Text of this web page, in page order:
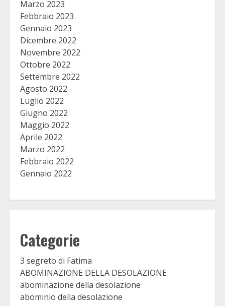
Marzo 2023
Febbraio 2023
Gennaio 2023
Dicembre 2022
Novembre 2022
Ottobre 2022
Settembre 2022
Agosto 2022
Luglio 2022
Giugno 2022
Maggio 2022
Aprile 2022
Marzo 2022
Febbraio 2022
Gennaio 2022
Categorie
3 segreto di Fatima
ABOMINAZIONE DELLA DESOLAZIONE
abominazione della desolazione
abominio della desolazione